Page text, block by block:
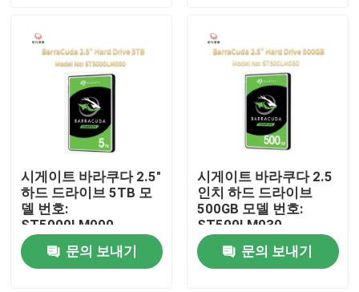
제품
우리 에 관한 것
공장 견학
품질 관리
저희와 연락
시게이트 바라쿠다 2.5"
하드 드라이브 5TB 모
델 번호:
ST5000LM000
문의 보내기
시게이트 바라쿠다 2.5
인치 하드 드라이브
500GB 모델 번호:
ST500LM030
문의 보내기